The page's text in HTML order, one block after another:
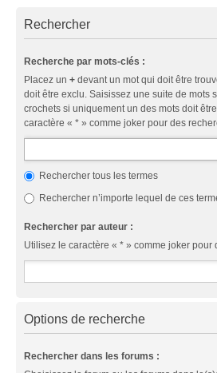
Rechercher
Recherche par mots-clés :
Placez un + devant un mot qui doit être
doit être exclu. Saisissez une suite de mots
crochets si uniquement un des mots doit
caractère « * » comme joker pour des
Rechercher tous les termes
Rechercher n’importe lequel de ces
Rechercher par auteur :
Utilisez le caractère « * » comme joker
Options de recherche
Rechercher dans les forums :